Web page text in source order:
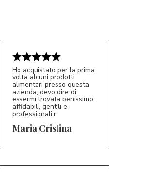
MC 5/5
Ho acquistato per la prima
volta alcuni prodotti
alimentari presso questa
azienda, devo dire di
essermi trovata benissimo,
affidabili, gentili e
professionali.r
Maria Cristina